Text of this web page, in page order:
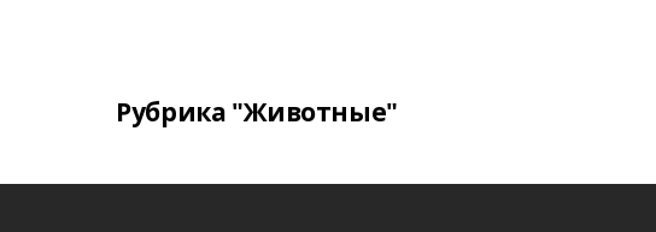
Рубрика "Животные"